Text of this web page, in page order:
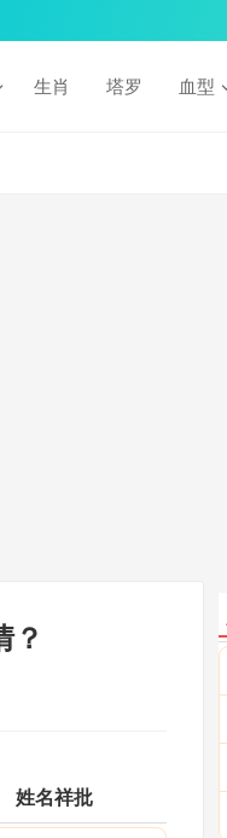
生肖 塔罗 血型
？
姓名祥批